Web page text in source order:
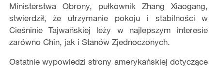
Ministerstwa Obrony, pułkownik Zhang Xiaogang,
stwierdził, że utrzymanie pokoju i stabilności w
Cieśninie Tajwańskiej leży w najlepszym interesie
zarówno Chin, jak i Stanów Zjednoczonych.
Ostatnie wypowiedzi strony amerykańskiej dotyczące